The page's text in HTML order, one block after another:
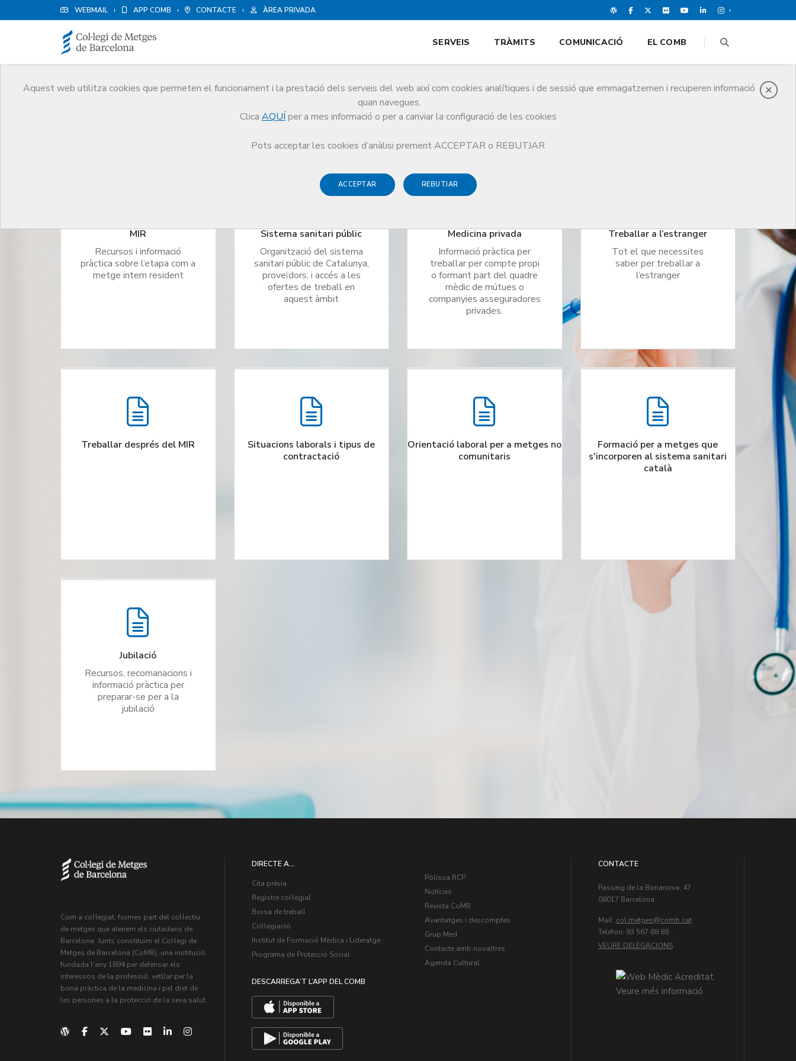
WEBMAIL APP COMB CONTACTE ÀREA PRIVADA
Aquest web utilitza cookies que permeten el funcionament i la prestació dels serveis del web així com cookies analítiques i de sessió que emmagatzemen i recuperen informació
quan navegues.
Clica AQUÍ per a mes informació o per a canviar la configuració de les cookies
Pots acceptar les cookies d’anàlisi prement ACCEPTAR o REBUTJAR
ACCEPTAR REBUTJAR
SERVEIS TRÀMITS COMUNICACIÓ EL COMB
Orientació professional
Informació pràctica per aprofitar al màxim cada etapa del teu camí professional
MIR
Recursos i informació
pràctica sobre l’etapa com a
metge intern resident
Sistema sanitari públic
Organització del sistema
sanitari públic de Catalunya,
proveïdors, i accés a les
ofertes de treball en
aquest àmbit
Medicina privada
Informació pràctica per
treballar per compte propi
o formant part del quadre
mèdic de mútues o
companyies asseguradores
privades.
Treballar a l’estranger
Tot el que necessites
saber per treballar a
l’estranger
Treballar després del MIR
Situacions laborals i tipus de
contractació
Orientació laboral per a metges no
comunitaris
Formació per a metges que
s'incorporen al sistema sanitari
català
Jubilació
Recursos, recomanacions i
informació pràctica per
preparar-se per a la
jubilació
Com a col·legiat, formes part del col·lectiu
de metges que atenem els ciutadans de
Barcelona. Junts constituïm el Col·legi de
Metges de Barcelona (CoMB), una institució
fundada l'any 1894 per defensar els
interessos de la professió, vetllar per la
bona pràctica de la medicina i pel dret de
les persones a la protecció de la seva salut.
DIRECTE A...
Cita prèvia
Registre col·legial
Borsa de treball
Col·legiació
Institut de Formació Mèdica i Lideratge
Programa de Protecció Social
DESCARREGA’T L’APP DEL COMB
Pòlissa RCP
Notícies
Revista CoMB
Avantatges i descomptes
Grup Med
Contacte amb nosaltres
Agenda Cultural
CONTACTE
Passeig de la Bonanova, 47
08017 Barcelona
Mail: col.metges
Teléfon: 93 567 88 88
VEURE DELEGACIONS